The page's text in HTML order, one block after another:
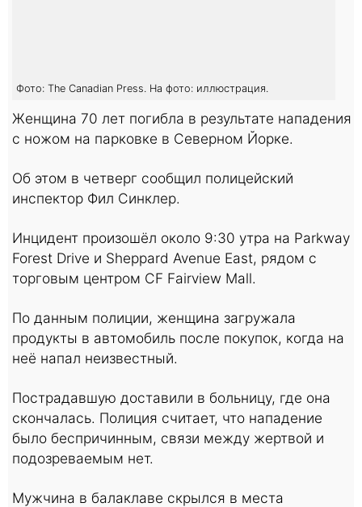
Фото: The Canadian Press. На фото: иллюстрация.
Женщина 70 лет погибла в результате нападения
с ножом на парковке в Северном Йорке.
Об этом в четверг сообщил полицейский
инспектор Фил Синклер.
Инцидент произошёл около 9:30 утра на Parkway
Forest Drive и Sheppard Avenue East, рядом с
торговым центром CF Fairview Mall.
По данным полиции, женщина загружала
продукты в автомобиль после покупок, когда на
неё напал неизвестный.
Пострадавшую доставили в больницу, где она
скончалась. Полиция считает, что нападение
было беспричинным, связи между жертвой и
подозреваемым нет.
Мужчина в балаклаве скрылся в места